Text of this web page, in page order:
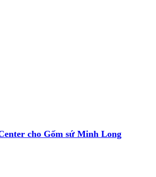
cho Gốm sứ Minh Long